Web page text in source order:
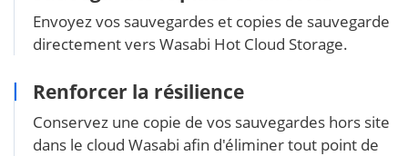
Envoyez vos sauvegardes et copies de sauvegarde
directement vers Wasabi Hot Cloud Storage.
Renforcer la résilience
Conservez une copie de vos sauvegardes hors site
dans le cloud Wasabi afin d'éliminer tout point de